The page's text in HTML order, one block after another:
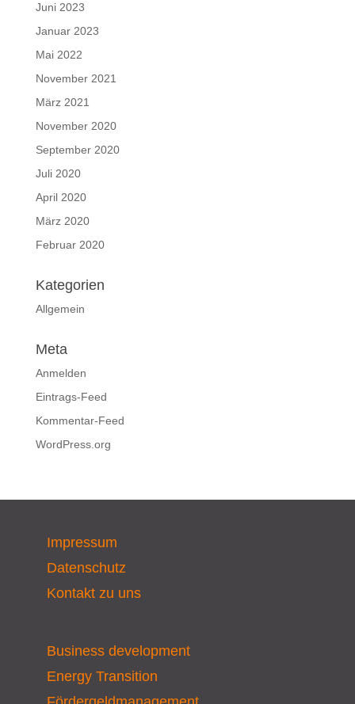
Juni 2023
Januar 2023
Mai 2022
November 2021
März 2021
November 2020
September 2020
Juli 2020
April 2020
März 2020
Februar 2020
Kategorien
Allgemein
Meta
Anmelden
Eintrags-Feed
Kommentar-Feed
WordPress.org
Impressum
Datenschutz
Kontakt zu uns
Business development
Energy Transition